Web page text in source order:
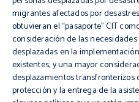
migrantes afectados por
obtuvieran el “pasaporte”CIT
consideración de las
desplazadas en la
existentes; y una mayor
desplazamientostransfronterizos
protección y la entrega de la